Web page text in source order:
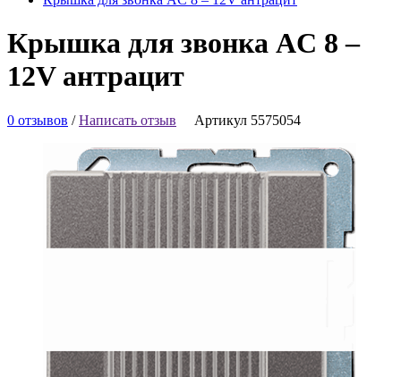
Крышка для звонка AC 8 –
12V антрацит
0 отзывов /Написать отзыв Артикул 5575054